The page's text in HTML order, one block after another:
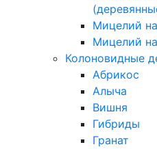
Мицелий
Мицелий
Колоновидные
Абрикос
Алыча
Вишня
Гибриды
Гранат